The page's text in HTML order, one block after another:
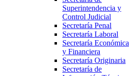
Superintendencia y
Control Judicial
Secretaría Penal
Secretaría Laboral
Secretaría Económica
y Financiera
Secretaría Originaria
Secretaría de